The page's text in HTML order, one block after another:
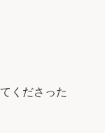
くださった